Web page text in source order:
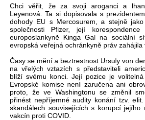
Chci věřit, že za svoji aroganci a
Leyenová. Ta si dopisovala s
dohody EU s Mercosurem, a stejně
společnosti Pfizer, její korespondence
europoslankyně Kinga Gal na sociální
evropská veřejná ochránkyně práv zahájila
Časy se mění a beztrestnost Ursuly von
na vřelých vztazích s představiteli
blíží svému konci. Její pozice je
Evropské komise není zaručena ani
proto, že ve Washingtonu se změnil
přinést nepříjemné audity konání tzv.
skandálech souvisejících s korupcí jejího
vakcín proti COVID.